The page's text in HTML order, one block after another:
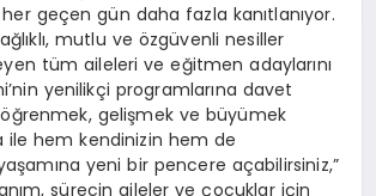
geçen gün daha fazla kanıtlanıyor.
ğlıklı, mutlu ve özgüvenli nesiller
tüm aileleri ve eğitmen adaylarını
’nin yenilikçi programlarına davet
öğrenmek, gelişmek ve büyümek
ile hem kendinizin hem de
şamına yeni bir pencere açabilirsiniz,”
ım, sürecin aileler veçocuklar için